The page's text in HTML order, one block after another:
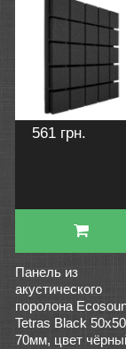
561 грн.
Панель из
акустического
поролона
Tetras Black
70мм, цвет